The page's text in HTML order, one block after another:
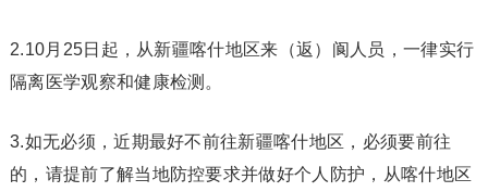
2.10月25日起，从新疆喀什地区来（返）阆人员，一律实行
隔离医学观察和健康检测。
3.如无必须，近期最好不前往新疆喀什地区，必须要前往
的，请提前了解当地防控要求并做好个人防护，从喀什地区